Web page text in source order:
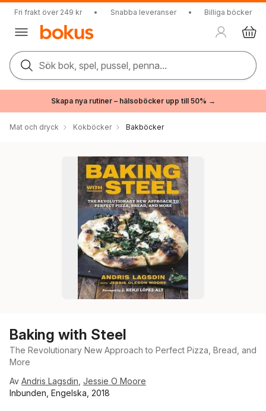
Fri frakt över 249 kr • Snabba leveranser • Billiga böcker
Sök bok, spel, pussel, penna...
Skapa nya rutiner – hälsoböcker upp till 50% →
Mat och dryck Kokböcker Bakböcker
Baking with Steel
The Revolutionary New Approach to Perfect Pizza, Bread, and
More
Av Andris Lagsdin Jessie O Moore
Inbunden, Engelska, 2018